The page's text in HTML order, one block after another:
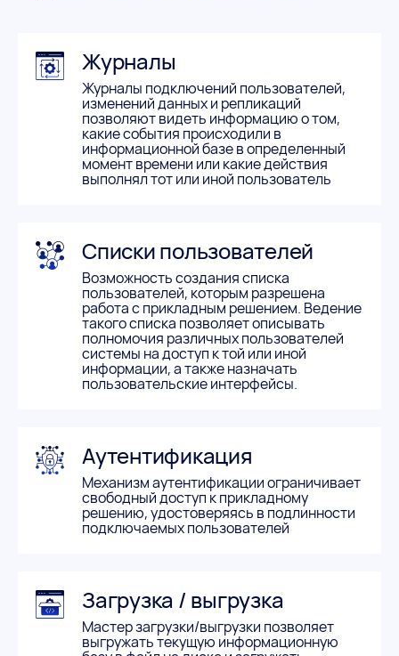
Журналы
Журналы подключений пользователей,
изменений данных и репликаций
позволяют видеть информацию о том,
какие события происходили в
информационной базе в определенный
момент времени или какие действия
выполнял тот или иной пользователь
Списки пользователей
Возможность создания списка
пользователей, которым разрешена
работа с прикладным решением. Ведение
такого списка позволяет описывать
полномочия различных пользователей
системы на доступ к той или иной
информации, а также назначать
пользовательские интерфейсы.
Аутентификация
Механизм аутентификации ограничивает
свободный доступ к прикладному
решению, удостоверяясь в подлинности
подключаемых пользователей
Загрузка / выгрузка
Мастер загрузки/выгрузки позволяет
выгружать текущую информационную